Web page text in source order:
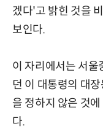
겠다'고 밝힌 것을
보인다.
이 자리에서는 서
던 이 대통령의 대
을 정하지 않은 것
다.